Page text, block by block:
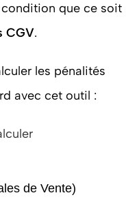
que ce soit
CGV.
les pénalités
avec cet outil :
de Vente)